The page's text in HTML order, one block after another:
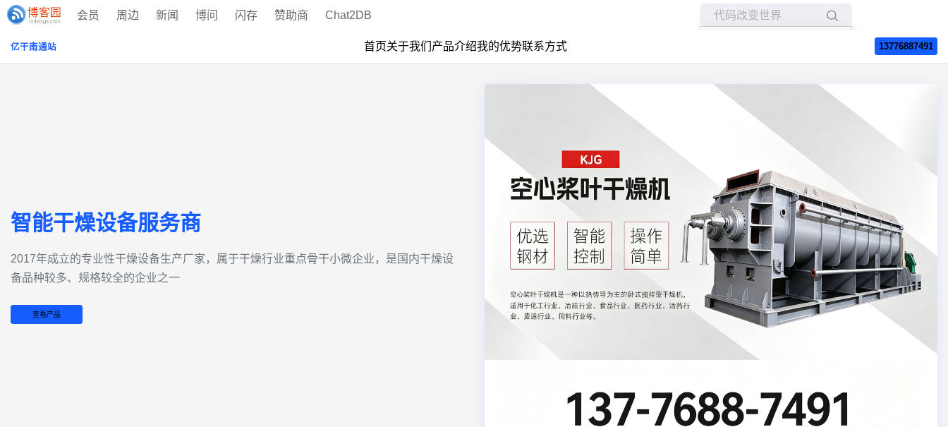
会员 周边 新闻 博问 闪存 赞助商 Chat2DB
亿干南通站 首页关于我们 产品介绍我的优势联系方式 13776887491
智能干燥设备服务商
2017年成立的‌专业性干燥设备生产厂家‌，属于干燥行业重点骨干小微企业，是国内干燥设
备品种较多、规格较全的企业之一
查看产品